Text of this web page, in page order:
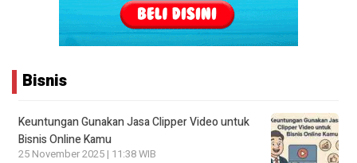
Bisnis
Keuntungan Gunakan Jasa Clipper Video untuk
Bisnis Online Kamu
25 November 2025 | 11:38 WIB